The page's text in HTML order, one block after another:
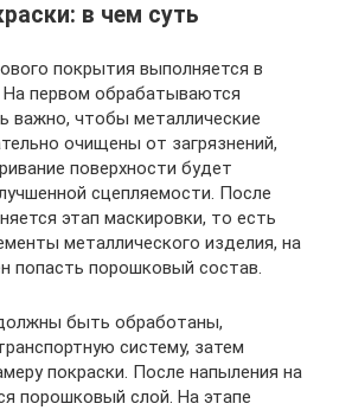
в чем суть
покрытия выполняется в
На первом обрабатываются
важно, чтобы металлические
очищены от загрязнений,
поверхности будет
сцепляемости. После
этап маскировки, то есть
металлического изделия, на
попасть порошковый состав.
быть обработаны,
систему, затем
покраски. После напыления на
порошковый слой. На этапе